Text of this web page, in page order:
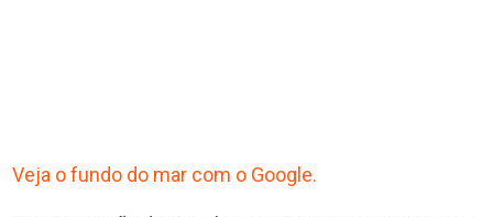
Veja o fundo do mar com o Google.